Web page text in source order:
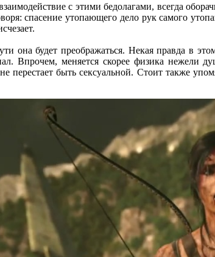
с этими бедолагами, всегда
спасение утопающего дело рук самого
она будет преображаться. Некая правда в
Впрочем, меняется скорее физика нежели
перестает быть сексуальной. Стоит также